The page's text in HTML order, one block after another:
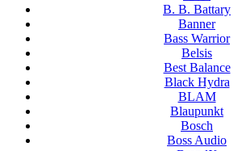
B. B. Battary
Banner
Bass Warrior
Belsis
Best Balance
Black Hydra
BLAM
Blaupunkt
Bosch
Boss Audio